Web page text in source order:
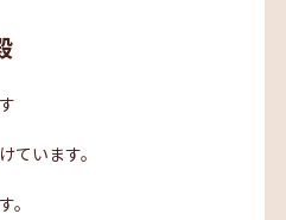
ています。
。